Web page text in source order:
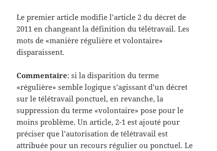
Le premier article modifie l’article 2 du décret de
2011 en changeant la définition du télétravail. Les
mots de «manière régulière et volontaire»
disparaissent.
Commentaire: si la disparition du terme
«régulière» semble logique s’agissant d’un décret
sur le télétravail ponctuel, en revanche, la
suppression du terme «volontaire» pose pour le
moins problème. Un article, 2-1 est ajouté pour
préciser que l’autorisation de télétravail est
attribuée pour un recours régulier ou ponctuel. Le